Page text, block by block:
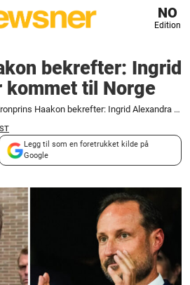
NO
Edition
bekrefter: Ingrid
kommet til Norge
Kronprins Haakon bekrefter: Ingrid Alexandra har kommet til Norge
Legg til som en foretrukket kilde på
Google